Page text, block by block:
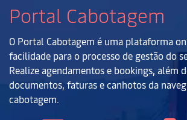
Portal Cabotagem
O Portal Cabotagem é uma plataforma
facilidade para o processo de gestão do
Realize agendamentos e bookings, além
documentos, faturas e canhotos da
cabotagem.